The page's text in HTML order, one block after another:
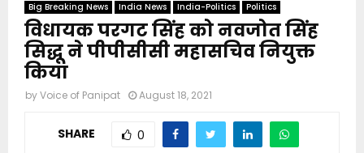
Big Breaking News India News India-Politics Politics
विधायक परगट सिंह को नवजोत सिंह
सिद्धू ने पीपीसीसी महासचिव नियुक्त
किया
byVoice of Panipat August 18, 2021
SHARE 0